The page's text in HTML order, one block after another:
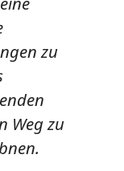
zu
Weg zu